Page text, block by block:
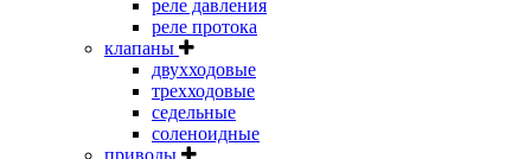
реле давления
реле протока
клапаны
двухходовые
трехходовые
седельные
соленоидные
приводы